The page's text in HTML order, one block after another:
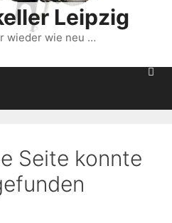
Leipzig
wieder wie neu …
Seite konnte